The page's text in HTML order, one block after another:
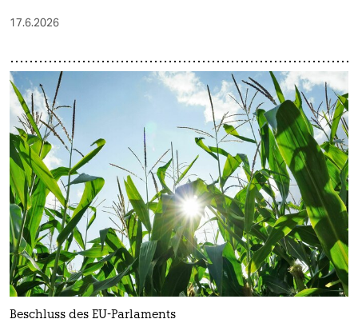
17.6.2026
Beschluss des EU-Parlaments